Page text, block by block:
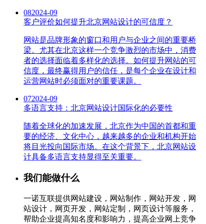
082024-09
客户评价如何提升北京网站设计的可信度？
网站是品牌形象的窗口和用户与企业之间的重要桥
梁。尤其在北京这样一个竞争激烈的市场中，消费
者的选择面临着多样化的选择。如何提升网站的可
信度，最终赢得用户的信任，是每个企业在设计和
运营网站时必须面对的重要课题。
072024-09
多语言支持：北京网站设计国际化的必要性
随着全球化的加速发展，北京作为中国的首都和重
要的经济、文化中心，越来越多的企业和机构开始
将目光投向国际市场。在这个背景下，北京网站设
计具备多语言支持显得至关重要。
我们能做什么
一诺互联提供网站建设，网站制作，网站开发，网
站设计，网页开发，网站定制，网页设计等服务，
帮助企业提高知名度和影响力，提高企业网上竞争